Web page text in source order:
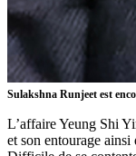
Sulakshna Runjeet est
L’affaire Yeung Shi
et son entourage